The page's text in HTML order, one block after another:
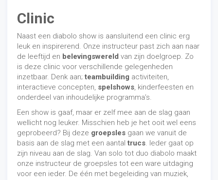
droomde ik over voetballen tegen een olifant. Een
droom die uitkwam! Maak van dromen je doelen. Schrijf
ze op, waardoor je ze concreet benoemt. Op die
manier worden ze in feite tastbaar. Denk niet in
onmogelijkheden. Dromen brengen je altijd verder. Ook
al is het maar om je alsmenste laten groeien of om
een ander beter te maken. Schakel negatieve
invloeden en energie uit en geloof in je eigen kracht.”
Meer lezen over de verhalen van Kampen? Klik
Clinic
Naast een diabolo show is aansluitend een clinic erg
leuk en inspirerend. Onze instructeur past zich aan naar
de leeftijd en belevingswereld van zijn doelgroep. Zo
is deze clinic voor verschillende gelegenheden
inzetbaar. Denk aan; teambuilding activiteiten,
interactieve concepten, spelshows, kinderfeesten en
onderdeel van inhoudelijke programma’s.
Een show is gaaf, maar er zelf mee aan de slag gaan
wellicht nog leuker. Misschien heb je het ooit wel eens
geprobeerd? Bij deze groepsles gaan we vanuit de
basis aan de slag met een aantal trucs. Ieder gaat op
zijn niveau aan de slag. Van solo tot duo diabolo maakt
onze instructeur de groepsles tot een ware uitdaging
voor een ieder. De één met begeleiding van muziek,